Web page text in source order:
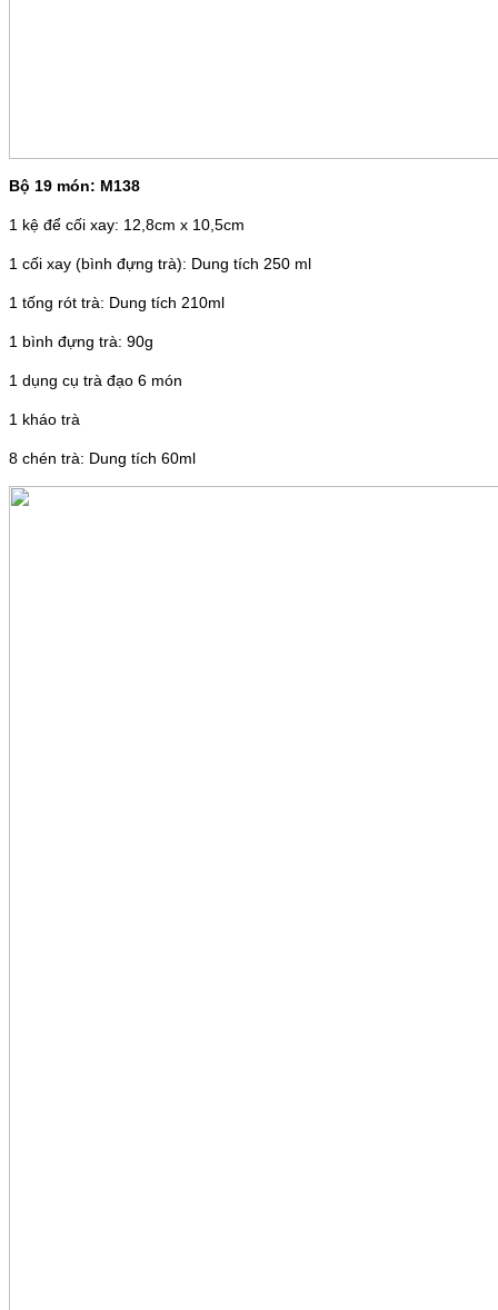
Bộ 19 món: M138
1 kệ để cối xay: 12,8cm x 10,5cm
1 cối xay (bình đựng trà): Dung tích 250 ml
1 tống rót trà: Dung tích 210ml
1 bình đựng trà: 90g
1 dụng cụ trà đạo 6 món
1 kháo trà
8 chén trà: Dung tích 60ml